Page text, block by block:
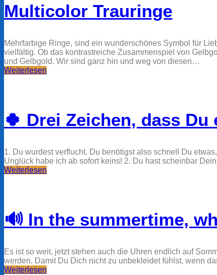
Multicolor Trauringe
Mehrfarbige Ringe, sind ein wunderschönes Symbol für
vielfältig. Ob das kontrastreiche Zusammenspiel von
und Gelbgold. Wir sind ganz hin und weg von diesen…
Weiterlesen
🍀 Drei Zeichen, dass
1. Du wurdest verflucht. Du benötigst also schnell Du
Unglück habe ich ab sofort keins! 2. Du hast scheinbar
Weiterlesen
🔊 In the summertime,
Es ist so weit, jetzt stehen auch die Uhren endlich auf
werden. Damit Du Dich nicht zu unbekleidet fühlst, wenn
Weiterlesen